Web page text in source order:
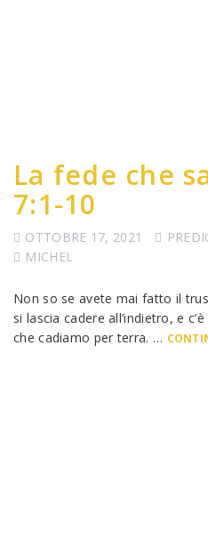
La fede che
7:1-10
OTTOBRE 17, 2021
MICHEL
Non so se avete mai fatto il
si lascia cadere all’indietro, e
che cadiamo per terra. …